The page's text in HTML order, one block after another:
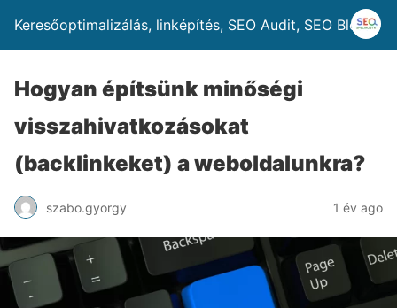
Keresőoptimalizálás, linképítés, SEO Audit, SEO Blog
Hogyan építsünk minőségi
visszahivatkozásokat
(backlinkeket) a weboldalunkra?
szabo.gyorgy 1 év ago